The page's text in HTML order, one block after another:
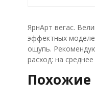
ЯрнАрт вегас.
эффектных
ощупь.
расход: на
Похожие